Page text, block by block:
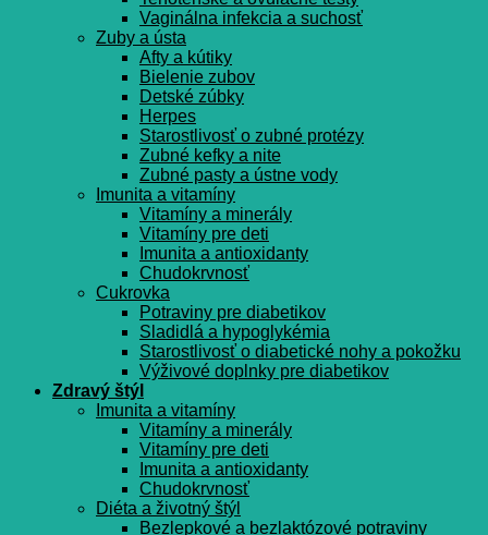
Vaginálna infekcia a suchosť
Zuby a ústa
Afty a kútiky
Bielenie zubov
Detské zúbky
Herpes
Starostlivosť o zubné protézy
Zubné kefky a nite
Zubné pasty a ústne vody
Imunita a vitamíny
Vitamíny a minerály
Vitamíny pre deti
Imunita a antioxidanty
Chudokrvnosť
Cukrovka
Potraviny pre diabetikov
Sladidlá a hypoglykémia
Starostlivosť o diabetické nohy a pokožku
Výživové doplnky pre diabetikov
Zdravý štýl
Imunita a vitamíny
Vitamíny a minerály
Vitamíny pre deti
Imunita a antioxidanty
Chudokrvnosť
Diéta a životný štýl
Bezlepkové a bezlaktózové potraviny